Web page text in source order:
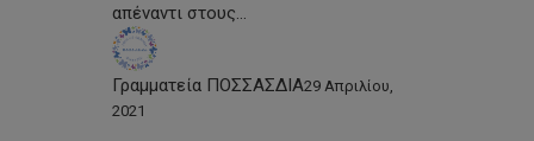
απέναντι στους…
Γραμματεία ΠΟΣΣΑΣΔΙΑ29 Απριλίου,
2021